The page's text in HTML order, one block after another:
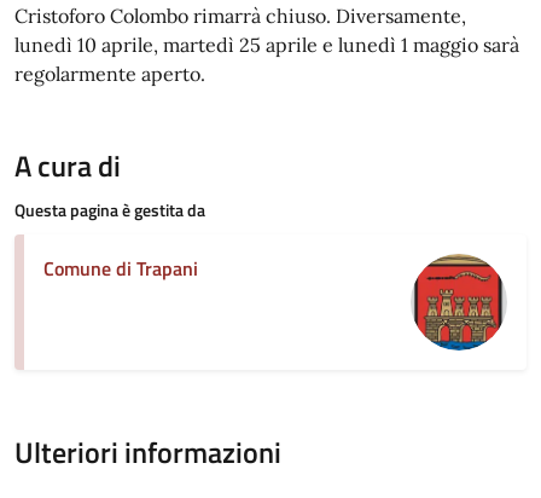
Cristoforo Colombo rimarrà chiuso. Diversamente,
lunedì 10 aprile, martedì 25 aprile e lunedì 1 maggio sarà
regolarmente aperto.
A cura di
Questa pagina è gestita da
Comune di Trapani
Ulteriori informazioni